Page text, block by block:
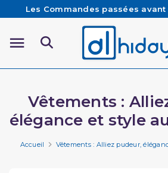
Les Commandes passées avant
sont préparées et expédiées
Besoin d'aide ? Retrouvez
Livraison offerte à partir de
Vêtements :
élégance et style
Accueil Vêtements : Alliez pudeur,